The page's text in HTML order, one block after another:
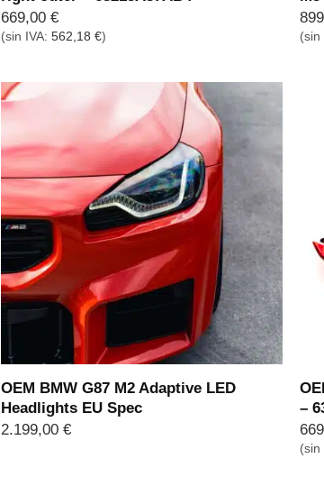
669,00 €
(sin IVA: 562,18 €)
OEM BMW G87 M2 Adaptive LED
Headlights EU Spec
2.199,00 €
–